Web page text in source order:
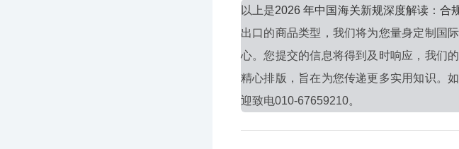
以上是2026 年中国海关新规深度解读：合
出口的商品类型，我们将为您量身定制国
心。您提交的信息将得到及时响应，我们
精心排版，旨在为您传递更多实用知识。
迎致电010-67659210。